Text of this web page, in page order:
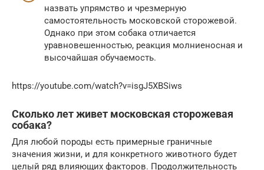
назвать упрямство и чрезмерную
самостоятельность московской сторожевой.
Однако при этом собака отличается
уравновешенностью, реакция молниеносная и
высочайшая обучаемость.
https://youtube.com/watch?v=isgJ5XBSiws
Сколько лет живет московская сторожевая
собака?
Для любой породы есть примерные граничные
значения жизни, и для конкретного животного будет
целый ряд влияющих факторов. Продолжительность